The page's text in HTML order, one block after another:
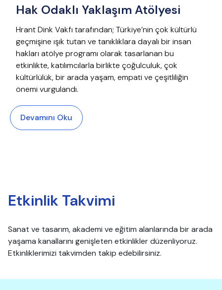
Hak Odaklı Yaklaşım Atölyesi
Hrant Dink Vakfı tarafından; Türkiye’nin çok kültürlü
geçmişine ışık tutan ve tanıklıklara dayalı bir insan
hakları atölye programı olarak tasarlanan bu
etkinlikte, katılımcılarla birlikte çoğulculuk, çok
kültürlülük, bir arada yaşam, empati ve çeşitliliğin
önemi vurgulandı.
Devamını Oku
Etkinlik Takvimi
Sanat ve tasarım, akademi ve eğitim alanlarında bir arada
yaşama kanallarını genişleten etkinlikler düzenliyoruz.
Etkinliklerimizi takvimden takip edebilirsiniz.